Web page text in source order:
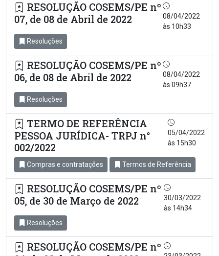
RESOLUÇÃO COSEMS/PE nº
07, de 08 de Abril de 2022
08/04/2022
às 10h33
Resoluções
RESOLUÇÃO COSEMS/PE nº
06, de 08 de Abril de 2022
08/04/2022
às 09h37
Resoluções
TERMO DE REFERÊNCIA
PESSOA JURÍDICA- TRPJ n°
002/2022
05/04/2022
às 15h30
Compras e contratações Termos de Referência
RESOLUÇÃO COSEMS/PE nº
05, de 30 de Março de 2022
30/03/2022
às 14h34
Resoluções
RESOLUÇÃO COSEMS/PE nº